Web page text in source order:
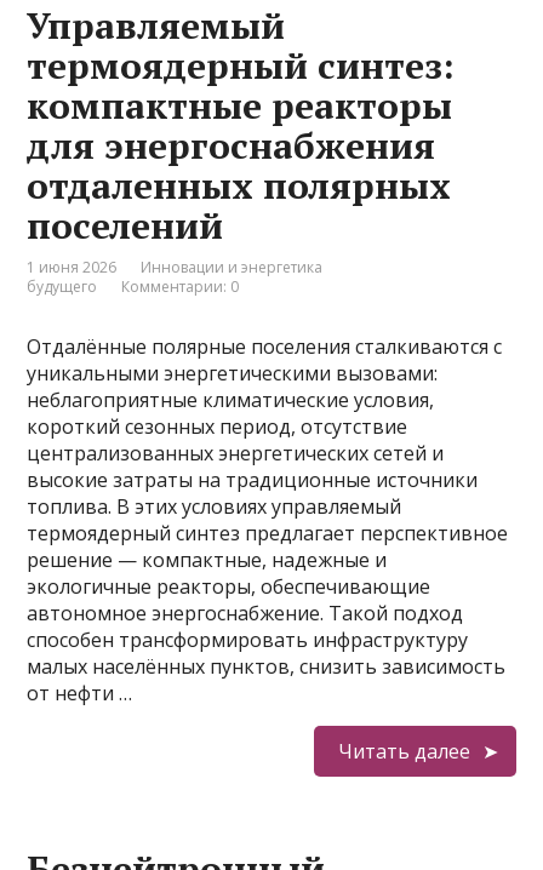
Управляемый
термоядерный синтез:
компактные реакторы
для энергоснабжения
отдаленных полярных
поселений
1 июня 2026
Инновации и энергетика
будущего
Комментарии: 0
Отдалённые полярные поселения сталкиваются с
уникальными энергетическими вызовами:
неблагоприятные климатические условия,
короткий сезонных период, отсутствие
централизованных энергетических сетей и
высокие затраты на традиционные источники
топлива. В этих условиях управляемый
термоядерный синтез предлагает перспективное
решение — компактные, надежные и
экологичные реакторы, обеспечивающие
автономное энергоснабжение. Такой подход
способен трансформировать инфраструктуру
малых населённых пунктов, снизить зависимость
от нефти …
Читать далее